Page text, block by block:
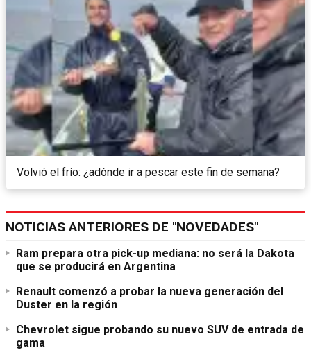
Volvió el frío: ¿adónde ir a pescar este fin de semana?
NOTICIAS ANTERIORES DE "NOVEDADES"
Ram prepara otra pick-up mediana: no será la Dakota
que se producirá en Argentina
Renault comenzó a probar la nueva generación del
Duster en la región
Chevrolet sigue probando su nuevo SUV de entrada de
gama